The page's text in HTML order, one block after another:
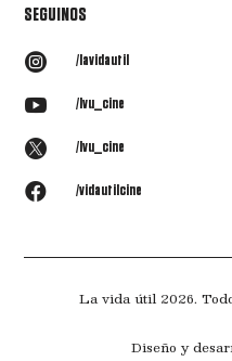
SEGUINOS
 /lavidautil
 /lvu_cine
 /lvu_cine
 /vidautilcine
La vida útil 2026.
Diseño y